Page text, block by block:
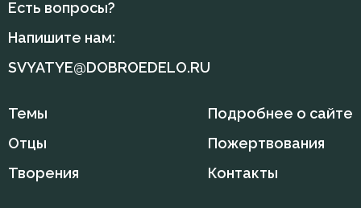
Жизнь
Заповеди
Есть вопросы?
Напишите нам:
SVYATYE@DOBROEDELO.RU
Темы
Отцы
Творения
Подробнее о сайте
Пожертвования
Контакты